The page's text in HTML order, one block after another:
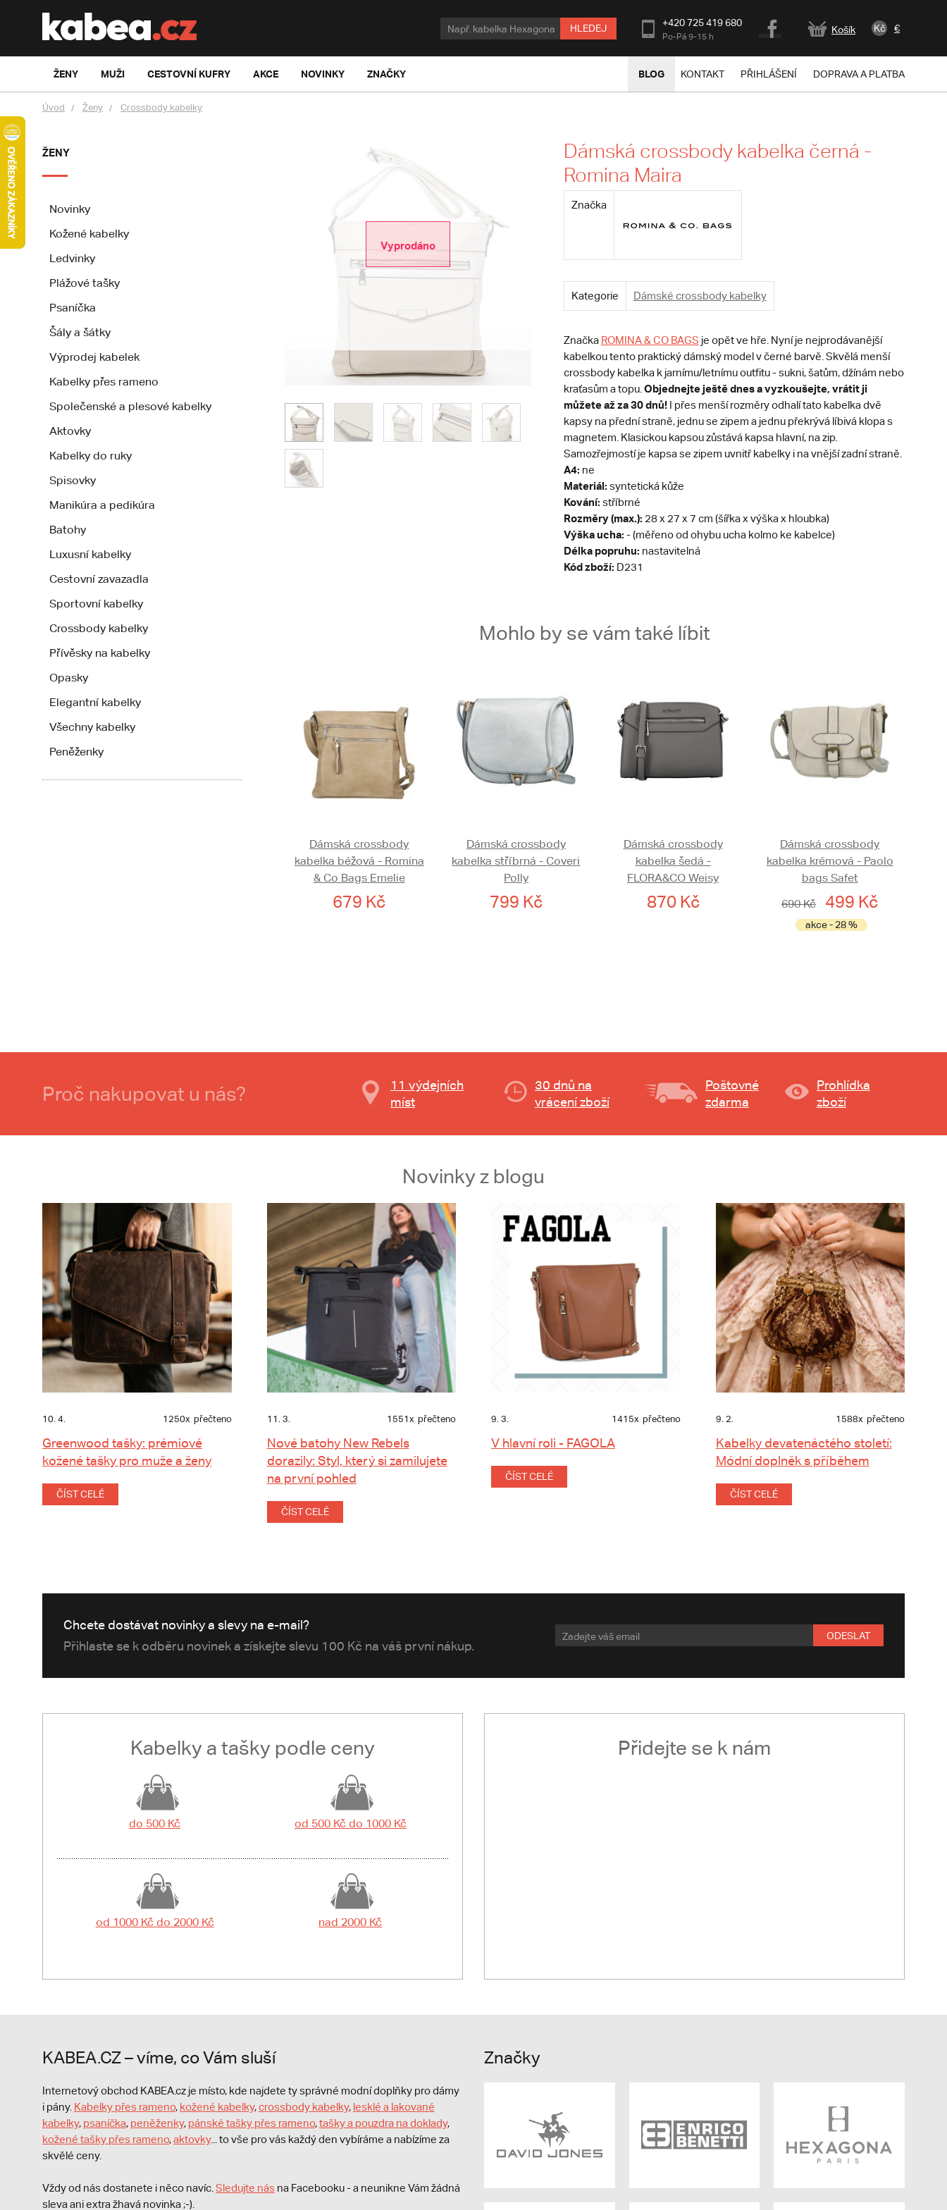
HLEDEJ +420 725 419 680
Po-Pá 9-15 h
Košík Kč €
ŽENY MUŽI CESTOVNÍ KUFRY AKCE NOVINKY ZNAČKY BLOG KONTAKT PŘIHLÁŠENÍ DOPRAVA A PLATBA
Úvod Ženy Crossbody kabelky
ŽENY
Novinky
Kožené kabelky
Ledvinky
Plážové tašky
Psaníčka
Šály a šátky
Výprodej kabelek
Kabelky přes rameno
Společenské a plesové kabelky
Aktovky
Kabelky do ruky
Spisovky
Manikúra a pedikúra
Batohy
Luxusní kabelky
Cestovní zavazadla
Sportovní kabelky
Crossbody kabelky
Přívěsky na kabelky
Opasky
Elegantní kabelky
Všechny kabelky
Peněženky
Vyprodáno
Dámská crossbody kabelka černá -
Romina Maira
Značka
Kategorie Dámské crossbody kabelky
Značka ROMINA & CO BAGS je opět ve hře. Nyní je nejprodávanější
kabelkou tento praktický dámský model v černé barvě. Skvělá menší
crossbody kabelka k jarnímu/letnímu outfitu - sukni, šatům, džínám nebo
kraťasům a topu. Objednejte ještě dnes a vyzkoušejte, vrátit ji
můžete až za 30 dnů! I přes menší rozměry odhalí tato kabelka dvě
kapsy na přední straně, jednu se zipem a jednu překrývá líbivá klopa s
magnetem. Klasickou kapsou zůstává kapsa hlavní, na zip.
Samozřejmostí je kapsa se zipem uvnitř kabelky i na vnější zadní straně.
A4: ne
Materiál: syntetická kůže
Kování: stříbrné
Rozměry (max.): 28 x 27 x 7 cm (šířka x výška x hloubka)
Výška ucha: - (měřeno od ohybu ucha kolmo ke kabelce)
Délka popruhu: nastavitelná
Kód zboží: D231
Mohlo by se vám také líbit
Dámská crossbody
kabelka béžová - Romina
& Co Bags Emelie
679 Kč
Dámská crossbody
kabelka stříbrná - Coveri
Polly
799 Kč
Dámská crossbody
kabelka šedá -
FLORA&CO Weisy
870 Kč
Dámská crossbody
kabelka krémová - Paolo
bags Safet
690 Kč
499 Kč
akce - 28 %
Proč nakupovat u nás?
11 výdejních
míst
30 dnů na
vrácení zboží
Poštovné
zdarma
Prohlídka
zboží
Novinky z blogu
10. 4. 1250x přečteno
Greenwood tašky: prémiové
kožené tašky pro muže a ženy
ČÍST CELÉ
11. 3. 1551x přečteno
Nové batohy New Rebels
dorazily: Styl, který si zamilujete
na první pohled
ČÍST CELÉ
9. 3. 1415x přečteno
V hlavní roli - FAGOLA
ČÍST CELÉ
9. 2. 1588x přečteno
Kabelky devatenáctého století:
Módní doplněk s příběhem
ČÍST CELÉ
Chcete dostávat novinky a slevy na e-mail?
Přihlaste se k odběru novinek a získejte slevu 100 Kč na váš první nákup.
ODESLAT
Kabelky a tašky podle ceny
do 500 Kč od 500 Kč do 1000 Kč
od 1000 Kč do 2000 Kč nad 2000 Kč
Přidejte se k nám
KABEA.CZ – víme, co Vám sluší
Internetový obchod KABEA.cz je místo, kde najdete ty správné modní doplňky pro dámy
i pány. Kabelky přes rameno, kožené kabelky,crossbody kabelky, lesklé a lakované
kabelky, psaníčka, peněženky, pánské tašky přes rameno,tašky a pouzdra na doklady,
kožené tašky přes rameno,aktovky... to vše pro vás každý den vybíráme a nabízíme za
skvělé ceny.
Vždy od nás dostanete i něco navíc. Sledujte nás na Facebooku - a neunikne Vám žádná
sleva ani extra žhavá novinka ;-).
Značky